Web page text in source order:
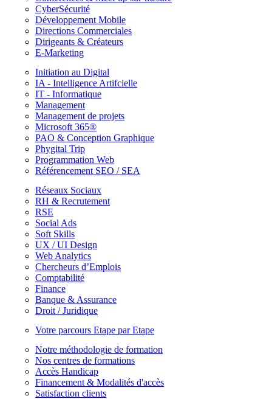
CyberSécurité
Développement Mobile
Directions Commerciales
Dirigeants & Créateurs
E-Marketing
Initiation au Digital
IA - Intelligence Artifcielle
IT - Informatique
Management
Management de projets
Microsoft 365®
PAO & Conception Graphique
Phygital Trip
Programmation Web
Référencement SEO / SEA
Réseaux Sociaux
RH & Recrutement
RSE
Social Ads
Soft Skills
UX / UI Design
Web Analytics
Chercheurs d’Emplois
Comptabilité
Finance
Banque & Assurance
Droit / Juridique
Votre parcours Etape par Etape
Notre méthodologie de formation
Nos centres de formations
Accès Handicap
Financement & Modalités d'accès
Satisfaction clients